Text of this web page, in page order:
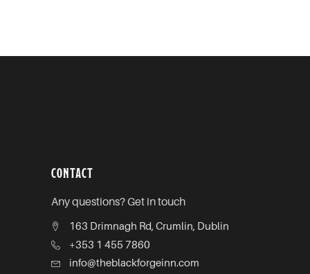
CONTACT
Any questions? Get in touch
163 Drimnagh Rd, Crumlin, Dublin
+353 1 455 7860
info@theblackforgeinn.com